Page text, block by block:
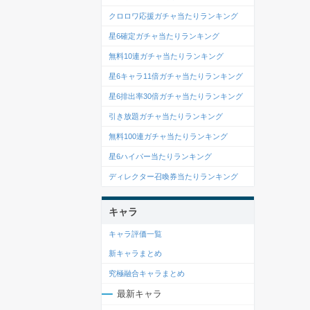
クロロワ応援ガチャ当たりランキング
星6確定ガチャ当たりランキング
無料10連ガチャ当たりランキング
星6キャラ11倍ガチャ当たりランキング
星6排出率30倍ガチャ当たりランキング
引き放題ガチャ当たりランキング
無料100連ガチャ当たりランキング
星6ハイパー当たりランキング
ディレクター召喚券当たりランキング
キャラ
キャラ評価一覧
新キャラまとめ
究極融合キャラまとめ
最新キャラ